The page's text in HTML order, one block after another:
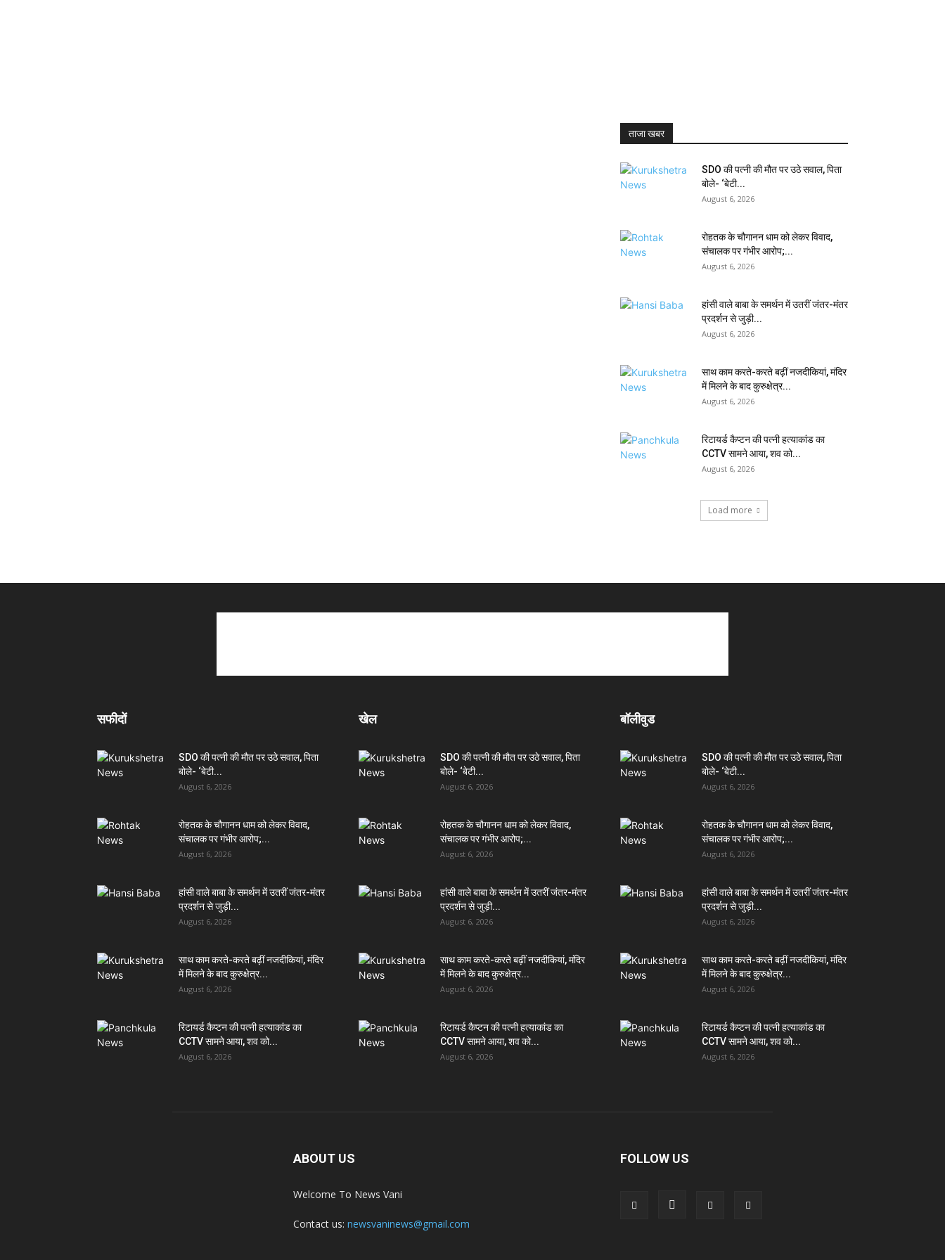
ताजा खबर
SDO की पत्नी की मौत पर उठे सवाल, पिता
बोले- ‘बेटी...
August 6, 2026
रोहतक के चौगानन धाम को लेकर विवाद,
संचालक पर गंभीर आरोप;...
August 6, 2026
हांसी वाले बाबा के समर्थन में उतरीं जंतर-मंतर
प्रदर्शन से जुड़ी...
August 6, 2026
साथ काम करते-करते बढ़ीं नजदीकियां, मंदिर
में मिलने के बाद कुरुक्षेत्र...
August 6, 2026
रिटायर्ड कैप्टन की पत्नी हत्याकांड का
CCTV सामने आया, शव को...
August 6, 2026
Load more
सफीदों
SDO की पत्नी की मौत पर उठे सवाल, पिता
बोले- ‘बेटी...
August 6, 2026
रोहतक के चौगानन धाम को लेकर विवाद,
संचालक पर गंभीर आरोप;...
August 6, 2026
हांसी वाले बाबा के समर्थन में उतरीं जंतर-मंतर
प्रदर्शन से जुड़ी...
August 6, 2026
साथ काम करते-करते बढ़ीं नजदीकियां, मंदिर
में मिलने के बाद कुरुक्षेत्र...
August 6, 2026
रिटायर्ड कैप्टन की पत्नी हत्याकांड का
CCTV सामने आया, शव को...
August 6, 2026
खेल
SDO की पत्नी की मौत पर उठे सवाल, पिता
बोले- ‘बेटी...
August 6, 2026
रोहतक के चौगानन धाम को लेकर विवाद,
संचालक पर गंभीर आरोप;...
August 6, 2026
हांसी वाले बाबा के समर्थन में उतरीं जंतर-मंतर
प्रदर्शन से जुड़ी...
August 6, 2026
साथ काम करते-करते बढ़ीं नजदीकियां, मंदिर
में मिलने के बाद कुरुक्षेत्र...
August 6, 2026
रिटायर्ड कैप्टन की पत्नी हत्याकांड का
CCTV सामने आया, शव को...
August 6, 2026
बॉलीवुड
SDO की पत्नी की मौत पर उठे सवाल, पिता
बोले- ‘बेटी...
August 6, 2026
रोहतक के चौगानन धाम को लेकर विवाद,
संचालक पर गंभीर आरोप;...
August 6, 2026
हांसी वाले बाबा के समर्थन में उतरीं जंतर-मंतर
प्रदर्शन से जुड़ी...
August 6, 2026
साथ काम करते-करते बढ़ीं नजदीकियां, मंदिर
में मिलने के बाद कुरुक्षेत्र...
August 6, 2026
रिटायर्ड कैप्टन की पत्नी हत्याकांड का
CCTV सामने आया, शव को...
August 6, 2026
ABOUT US
Welcome To News Vani
Contact us: newsvaninews@gmail.com
FOLLOW US